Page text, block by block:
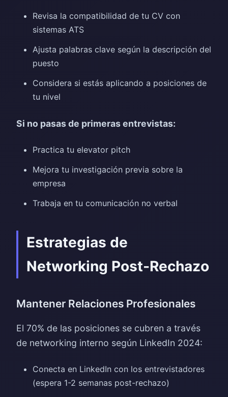
Revisa la compatibilidad de tu CV con
sistemas ATS
Ajusta palabras clave según la descripción del
puesto
Considera si estás aplicando a posiciones de
tu nivel
Si no pasas de primeras entrevistas:
Practica tu elevator pitch
Mejora tu investigación previa sobre la
empresa
Trabaja en tu comunicación no verbal
Estrategias de
Networking Post-Rechazo
Mantener Relaciones Profesionales
El 70% de las posiciones se cubren a través
de networking interno según LinkedIn 2024:
Conecta en LinkedIn con los entrevistadores
(espera 1-2 semanas post-rechazo)